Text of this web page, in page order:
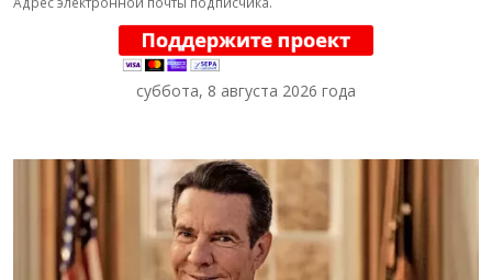
суббота, 8 августа 2026 года